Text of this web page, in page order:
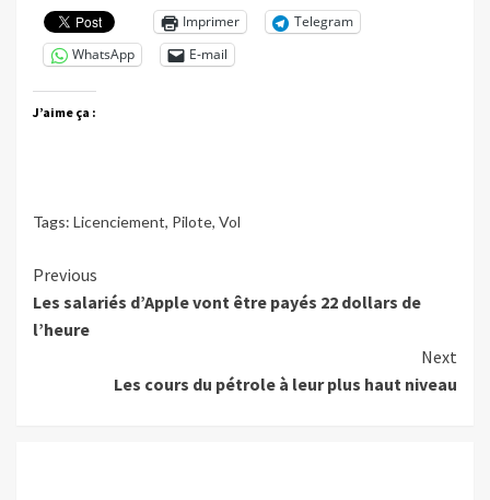
Imprimer
Telegram
WhatsApp
E-mail
J’aime ça :
Tags: Licenciement, Pilote, Vol
Continue
Reading
Previous
Les salariés d’Apple vont être payés 22 dollars de
l’heure
Next
Les cours du pétrole à leur plus haut niveau